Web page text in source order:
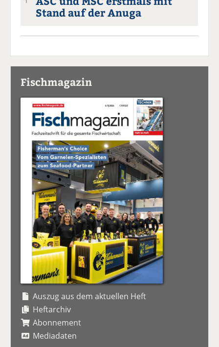
Stand auf der Anuga
Fischmagazin
Auszug aus dem aktuellen Heft
Heftarchiv
Abonnement
Mediadaten